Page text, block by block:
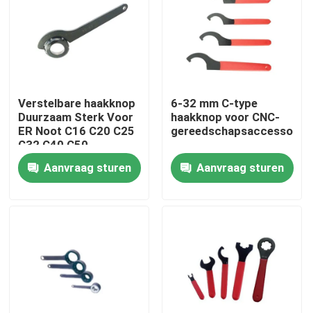
Over ons
Kwaliteitscontrole
Neem contact met ons op
BT-Hulpmiddelhouder
Verstelbare haakknop
Duurzaam Sterk Voor
ER Noot C16 C20 C25
C32 C40 C50
Aanvraag sturen
6-32 mm C-type
haakknop voor CNC-
Aanvraag sturen